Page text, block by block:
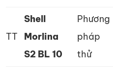
TT
Shell
Morlina
S2 BL 10
Phương
pháp
thử